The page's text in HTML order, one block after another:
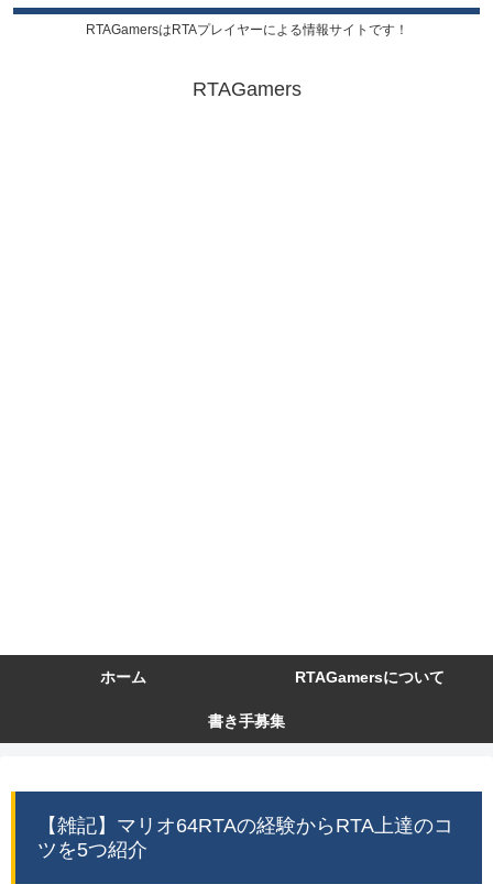
RTAGamersはRTAプレイヤーによる情報サイトです！
RTAGamers
ホーム RTAGamersについて
書き手募集
【雑記】マリオ64RTAの経験からRTA上達のコ
ツを5つ紹介